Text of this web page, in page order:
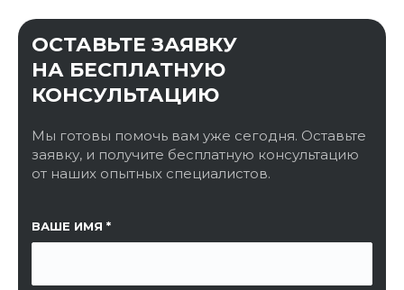
ОСТАВЬТЕ ЗАЯВКУ
НА БЕСПЛАТНУЮ
КОНСУЛЬТАЦИЮ
Мы готовы помочь вам уже сегодня. Оставьте
заявку, и получите бесплатную консультацию
от наших опытных специалистов.
ВАШЕ ИМЯ
ССЫЛКА НА СТРАНИЦУ